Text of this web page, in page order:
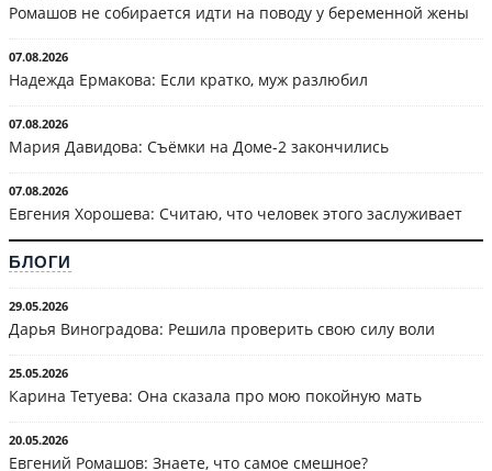
Ромашов не собирается идти на поводу у беременной жены
07.08.2026
Надежда Ермакова: Если кратко, муж разлюбил
07.08.2026
Мария Давидова: Съёмки на Доме-2 закончились
07.08.2026
Евгения Хорошева: Считаю, что человек этого заслуживает
БЛОГИ
29.05.2026
Дарья Виноградова: Решила проверить свою силу воли
25.05.2026
Карина Тетуева: Она сказала про мою покойную мать
20.05.2026
Евгений Ромашов: Знаете, что самое смешное?